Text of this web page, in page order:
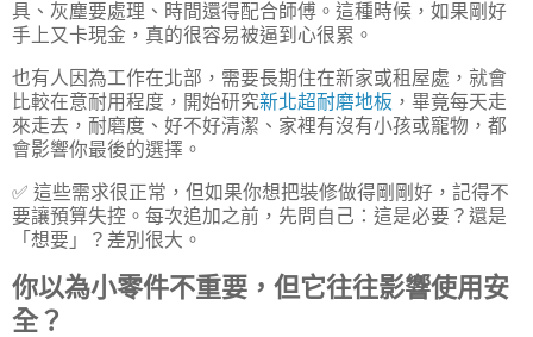
具、灰塵要處理、時間還得配合師傅。這種時候，如果剛好
手上又卡現金，真的很容易被逼到心很累。
也有人因為工作在北部，需要長期住在新家或租屋處，就會
比較在意耐用程度，開始研究新北超耐磨地板 ，畢竟每天走
來走去，耐磨度、好不好清潔、家裡有沒有小孩或寵物，都
會影響你最後的選擇。
✅ 這些需求很正常，但如果你想把裝修做得剛剛好，記得不
要讓預算失控。每次追加之前，先問自己：這是必要？還是
「想要」？差別很大。
你以為小零件不重要，但它往往影響使用安
全？